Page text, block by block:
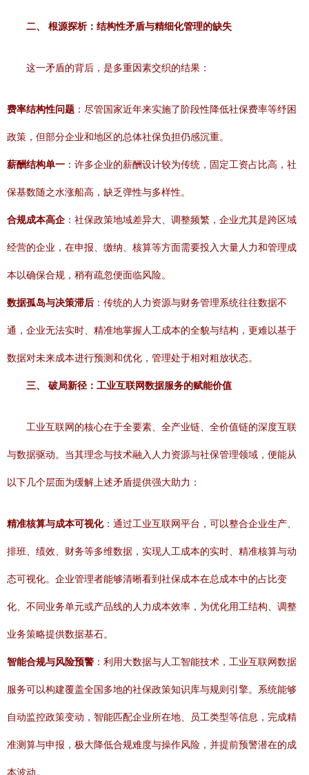
二、 根源探析：结构性矛盾与精细化管理的缺失
这一矛盾的背后，是多重因素交织的结果：
费率结构性问题 ：尽管国家近年来实施了阶段性降低社保费率等纾困
政策，但部分企业和地区的总体社保负担仍感沉重。
薪酬结构单一 ：许多企业的薪酬设计较为传统，固定工资占比高，社
保基数随之水涨船高，缺乏弹性与多样性。
合规成本高企 ：社保政策地域差异大、调整频繁，企业尤其是跨区域
经营的企业，在申报、缴纳、核算等方面需要投入大量人力和管理成
本以确保合规，稍有疏忽便面临风险。
数据孤岛与决策滞后 ：传统的人力资源与财务管理系统往往数据不
通，企业无法实时、精准地掌握人工成本的全貌与结构，更难以基于
数据对未来成本进行预测和优化，管理处于相对粗放状态。
三、 破局新径：工业互联网数据服务的赋能价值
工业互联网的核心在于全要素、全产业链、全价值链的深度互联
与数据驱动。当其理念与技术融入人力资源与社保管理领域，便能从
以下几个层面为缓解上述矛盾提供强大助力：
精准核算与成本可视化：通过工业互联网平台，可以整合企业生产、
排班、绩效、财务等多维数据，实现人工成本的实时、精准核算与动
态可视化。企业管理者能够清晰看到社保成本在总成本中的占比变
化、不同业务单元或产品线的人力成本效率，为优化用工结构、调整
业务策略提供数据基石。
智能合规与风险预警 ：利用大数据与人工智能技术，工业互联网数据
服务可以构建覆盖全国多地的社保政策知识库与规则引擎。系统能够
自动监控政策变动，智能匹配企业所在地、员工类型等信息，完成精
准测算与申报，极大降低合规难度与操作风险，并提前预警潜在的成
本波动。